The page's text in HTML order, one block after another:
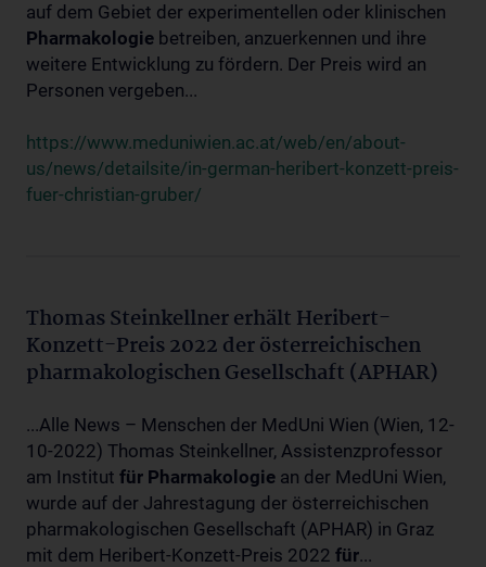
auf dem Gebiet der experimentellen oder klinischen
Pharmakologie betreiben, anzuerkennen und ihre
weitere Entwicklung zu fördern. Der Preis wird an
Personen vergeben...
https://www.meduniwien.ac.at/web/en/about-
us/news/detailsite/in-german-heribert-konzett-preis-
fuer-christian-gruber/
Thomas Steinkellner erhält Heribert-
Konzett-Preis 2022 der österreichischen
pharmakologischen Gesellschaft (APHAR)
...Alle News – Menschen der MedUni Wien (Wien, 12-
10-2022) Thomas Steinkellner, Assistenzprofessor
am Institut für Pharmakologie an der MedUni Wien,
wurde auf der Jahrestagung der österreichischen
pharmakologischen Gesellschaft (APHAR) in Graz
mit dem Heribert-Konzett-Preis 2022 für...